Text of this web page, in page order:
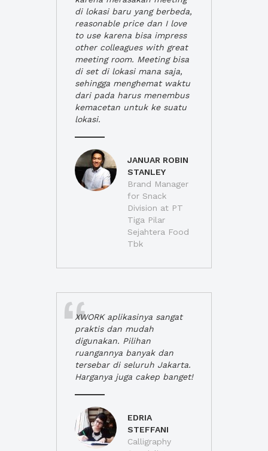
di lokasi baru yang berbeda,
reasonable price dan I love
to use karena bisa impress
other colleagues with great
meeting room. Meeting bisa
di set di lokasi mana saja,
sehingga menghemat waktu
dari pada harus menembus
kemacetan untuk ke suatu
lokasi.
JANUAR ROBIN
STANLEY
Brand Manager
for Snack
Division at PT
Tiga Pilar
Sejahtera Food
Tbk
XWORK aplikasinya sangat
praktis dan mudah
digunakan. Pilihan
ruangannya banyak dan
tersebar di seluruh Jakarta.
Harganya juga cakep banget!
EDRIA
STEFFANI
Calligraphy